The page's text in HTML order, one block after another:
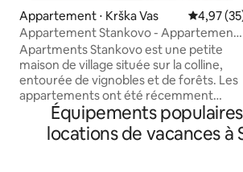
Appartement ⋅ Krška Vas
4,97
Appartement Stankovo - Appartement
d'une chambre Fontana
Apartments Stankovo est une petite
maison de village située sur la colline,
entourée de vignobles et de forêts. Les
appartements ont été récemment
rénovés et meublés dans un style
traditionnel slovène. À l'intérieur de la
maison, il y a un appartement et un
Équipements
locations de vacances à